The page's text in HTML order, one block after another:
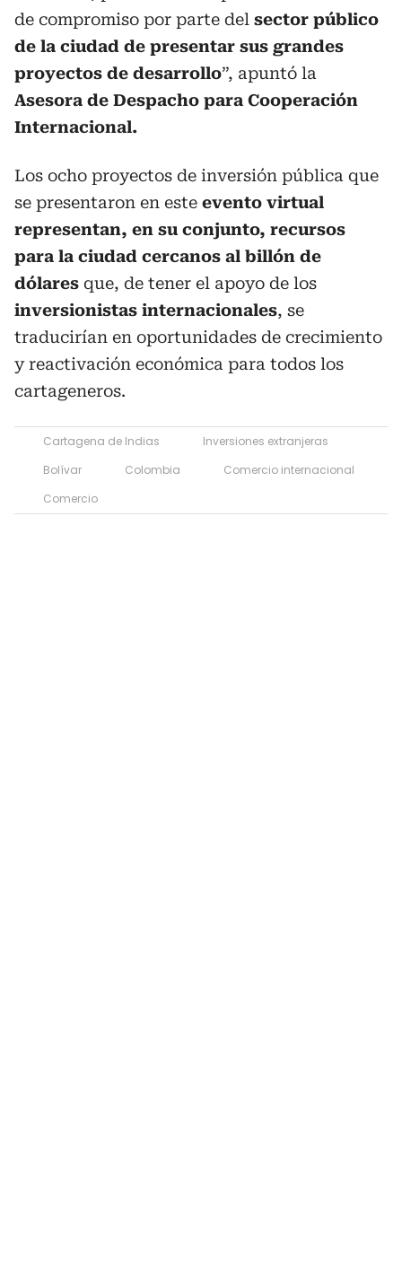
de compromiso por parte del sector público
de la ciudad de presentar sus grandes
proyectos de desarrollo”, apuntó la
Asesora de Despacho para Cooperación
Internacional.
Los ocho proyectos de inversión pública que
se presentaron en este evento virtual
representan, en su conjunto, recursos
para la ciudad cercanos al billón de
dólares que, de tener el apoyo de los
inversionistas internacionales, se
traducirían en oportunidades de crecimiento
y reactivación económica para todos los
cartageneros.
Cartagena de Indias
Inversiones extranjeras
Bolívar
Colombia
Comercio internacional
Comercio